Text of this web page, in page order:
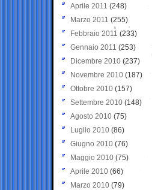
Aprile 2011 (248)
Marzo 2011 (255)
Febbraio 2011 (233)
Gennaio 2011 (253)
Dicembre 2010 (237)
Novembre 2010 (187)
Ottobre 2010 (157)
Settembre 2010 (148)
Agosto 2010 (75)
Luglio 2010 (86)
Giugno 2010 (76)
Maggio 2010 (75)
Aprile 2010 (66)
Marzo 2010 (79)